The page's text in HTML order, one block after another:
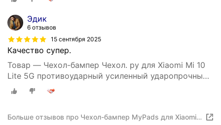
Эдик
6 отзывов
15 сентября 2025
Качество супер.
Товар — Чехол-бампер Чехол. ру для Xiaomi Mi 10
Lite 5G противоударный усиленный ударопрочный
синий
Больше отзывов про Чехол-бампер MyPads для Xiaomi